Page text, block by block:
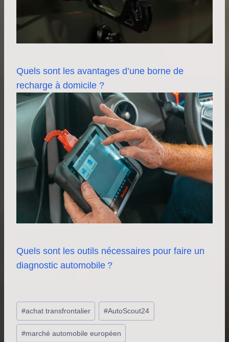
Quels sont les avantages d’une borne de
recharge à domicile ?
Quels sont les outils nécessaires pour faire un
diagnostic automobile ?
Étiquettes
de
la
#achat transfrontalier #AutoScout24
#marché automobile européen